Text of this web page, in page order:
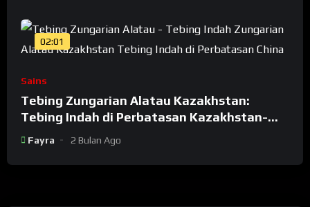
02:01
Sains
Tebing Zungarian Alatau Kazakhstan:
Tebing Indah di Perbatasan Kazakhstan-
China
Fayra 2 Bulan Ago